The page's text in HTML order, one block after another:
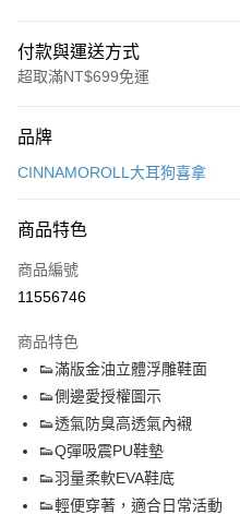
付款與運送方式
超取滿NT$699免運
信用卡一次付款
LINE Pay
Apple Pay
悠遊付
Google Pay
AFTEE先享後付
相關說明
【關於「AFTEE先享後付」】
AFTEE先享後付是「在收到商品之
ATM付款
品牌
CINNAMOROLL大耳狗喜拿
商品特色
商品編號
11556746
商品特色
👟滿版金油立體浮雕鞋面
👟側邊愛授權圖示
👟透氣防臭高透氣內襯
👟Q彈吸震PU鞋墊
👟羽量柔軟EVA鞋底
👟輕便穿著，適合日常活動